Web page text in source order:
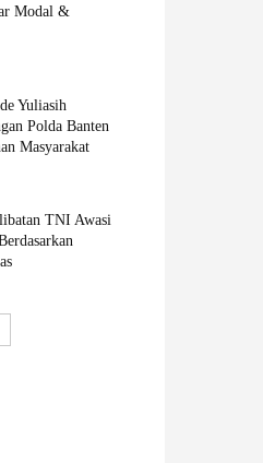
Modal &
Yuliasih
Polda Banten
Masyarakat
TNI Awasi